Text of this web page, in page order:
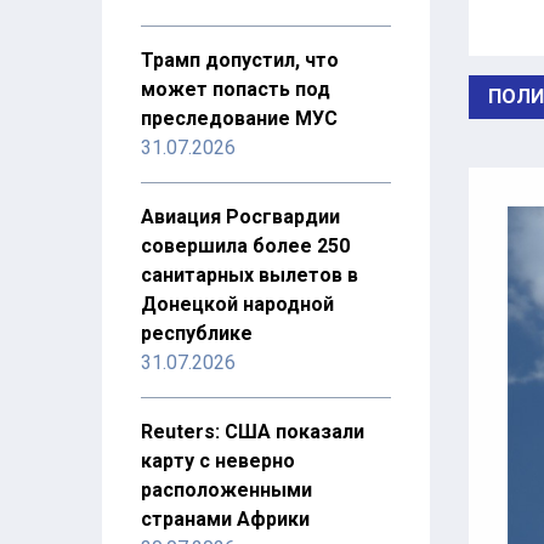
Трамп допустил, что
может попасть под
преследование МУС
31.07.2026
Авиация Росгвардии
совершила более 250
санитарных вылетов в
Донецкой народной
республике
31.07.2026
Reuters: США показали
карту с неверно
расположенными
странами Африки